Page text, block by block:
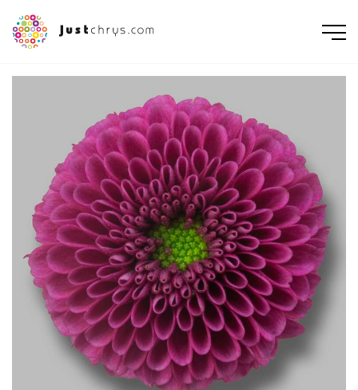
NEDERLANDS DEUTSCH FRANÇAIS РУССКИЙ